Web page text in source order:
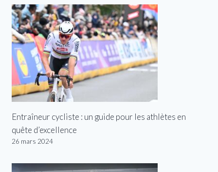
Entraîneur cycliste : un guide pour les athlètes en
quête d’excellence
26 mars 2024